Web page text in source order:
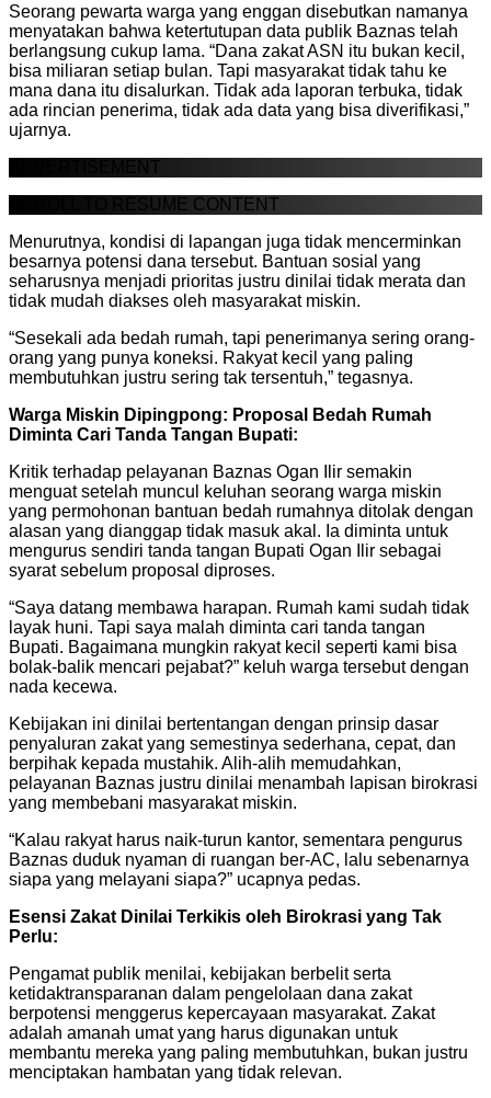
Seorang pewarta warga yang enggan disebutkan namanya
menyatakan bahwa ketertutupan data publik Baznas telah
berlangsung cukup lama. “Dana zakat ASN itu bukan kecil,
bisa miliaran setiap bulan. Tapi masyarakat tidak tahu ke
mana dana itu disalurkan. Tidak ada laporan terbuka, tidak
ada rincian penerima, tidak ada data yang bisa diverifikasi,”
ujarnya.
ADVERTISEMENT
SCROLL TO RESUME CONTENT
Menurutnya, kondisi di lapangan juga tidak mencerminkan
besarnya potensi dana tersebut. Bantuan sosial yang
seharusnya menjadi prioritas justru dinilai tidak merata dan
tidak mudah diakses oleh masyarakat miskin.
“Sesekali ada bedah rumah, tapi penerimanya sering orang-
orang yang punya koneksi. Rakyat kecil yang paling
membutuhkan justru sering tak tersentuh,” tegasnya.
Warga Miskin Dipingpong: Proposal Bedah Rumah
Diminta Cari Tanda Tangan Bupati:
Kritik terhadap pelayanan Baznas Ogan Ilir semakin
menguat setelah muncul keluhan seorang warga miskin
yang permohonan bantuan bedah rumahnya ditolak dengan
alasan yang dianggap tidak masuk akal. Ia diminta untuk
mengurus sendiri tanda tangan Bupati Ogan Ilir sebagai
syarat sebelum proposal diproses.
“Saya datang membawa harapan. Rumah kami sudah tidak
layak huni. Tapi saya malah diminta cari tanda tangan
Bupati. Bagaimana mungkin rakyat kecil seperti kami bisa
bolak-balik mencari pejabat?” keluh warga tersebut dengan
nada kecewa.
Kebijakan ini dinilai bertentangan dengan prinsip dasar
penyaluran zakat yang semestinya sederhana, cepat, dan
berpihak kepada mustahik. Alih-alih memudahkan,
pelayanan Baznas justru dinilai menambah lapisan birokrasi
yang membebani masyarakat miskin.
“Kalau rakyat harus naik-turun kantor, sementara pengurus
Baznas duduk nyaman di ruangan ber-AC, lalu sebenarnya
siapa yang melayani siapa?” ucapnya pedas.
Esensi Zakat Dinilai Terkikis oleh Birokrasi yang Tak
Perlu:
Pengamat publik menilai, kebijakan berbelit serta
ketidaktransparanan dalam pengelolaan dana zakat
berpotensi menggerus kepercayaan masyarakat. Zakat
adalah amanah umat yang harus digunakan untuk
membantu mereka yang paling membutuhkan, bukan justru
menciptakan hambatan yang tidak relevan.